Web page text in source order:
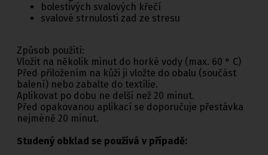
bolestivých svalových křečí
svalové strnulosti zad ze stresu
Způsob použití:
Vložit na několik minut do horké vody (max. 60 ° C)
Před přiložením na kůži ji vložte do obalu (součást
balení) nebo zabalte do textílie.
Aplikovat po dobu ne delší než 20 minut.
Před opakovanou aplikací se doporučuje přestávka
nejméně 20 minut.
Studený obklad se používá v případě: